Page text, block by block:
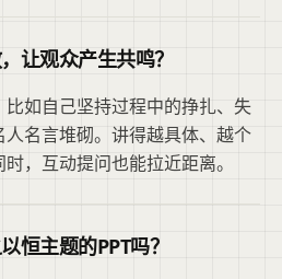
让观众产生共鸣？
如自己坚持过程中的挣扎、失
名言堆砌。讲得越具体、越个
，互动提问也能拉近距离。
恒主题的PPT吗？